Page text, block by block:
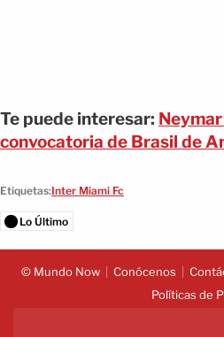
Te puede interesar:
convocatoria de Brasil de
Etiquetas:Inter Miami Fc
Lo Último
© Mundo Now Conócenos
Políticas de